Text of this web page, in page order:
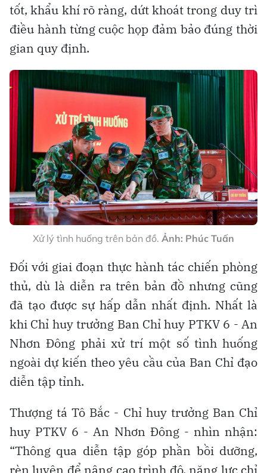
tốt, khẩu khí rõ ràng, dứt khoát trong duy trì
điều hành từng cuộc họp đảm bảo đúng thời
gian quy định.
Xử lý tình huống trên bản đồ. Ảnh: Phúc Tuấn
Đối với giai đoạn thực hành tác chiến phòng
thủ, dù là diễn ra trên bản đồ nhưng cũng
đã tạo được sự hấp dẫn nhất định. Nhất là
khi Chỉ huy trưởng Ban Chỉ huy PTKV 6 - An
Nhơn Đông phải xử trí một số tình huống
ngoài dự kiến theo yêu cầu của Ban Chỉ đạo
diễn tập tỉnh.
Thượng tá Tô Bắc - Chỉ huy trưởng Ban Chỉ
huy PTKV 6 - An Nhơn Đông - nhìn nhận:
“Thông qua diễn tập góp phần bồi dưỡng,